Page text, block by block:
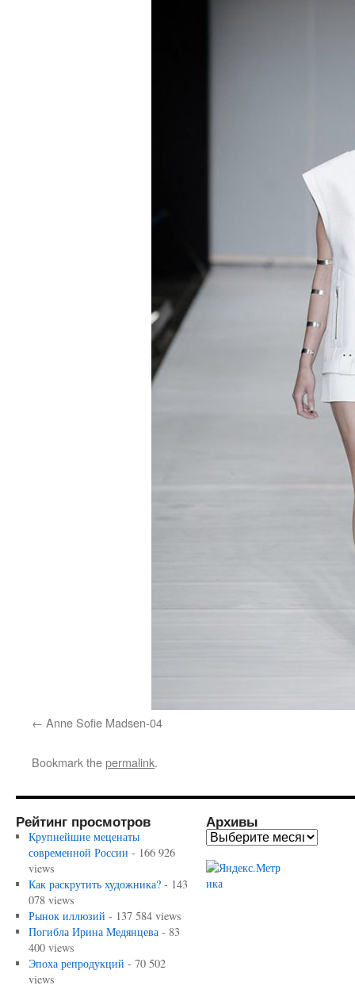
Anne Sofie Madsen-04
Bookmark thepermalink.
Рейтинг просмотров
Крупнейшие меценаты
современной России - 166 926
views
Как раскрутить художника?- 143
078 views
Рынок иллюзий - 137 584 views
Погибла Ирина Медянцева- 83
400 views
Эпоха репродукций - 70 502
views
Архивы